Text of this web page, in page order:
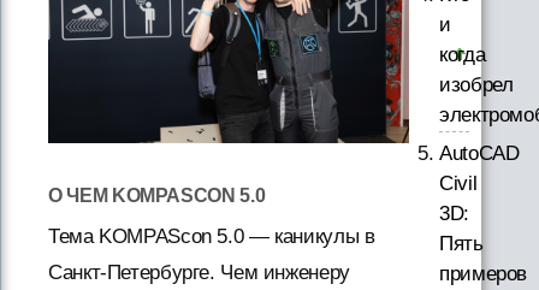
О ЧЕМ KOMPASCON 5.0
Тема KOMPAScon 5.0 — каникулы в
Санкт-Петербурге. Чем инженеру
и
когда
изобрел
AutoCAD
Civil
3D:
Пять
примеров